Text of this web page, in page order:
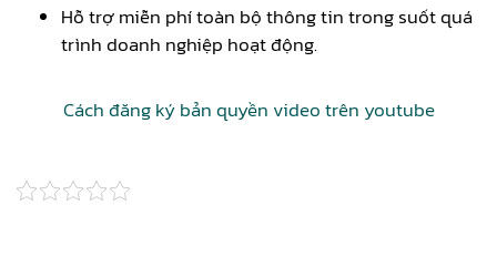
Hỗ trợ miễn phí toàn bộ thông tin trong suốt quá
trình doanh nghiệp hoạt động.
Cách đăng ký bản quyền video trên youtube